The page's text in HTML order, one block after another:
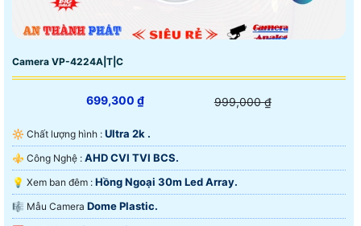
Camera VP-4224A|T|C
699,300 ₫ 999,000 ₫
🔆 Chất lượng hình : Ultra 2k .
⚜️ Công Nghệ : AHD CVI TVI BCS.
💡 Xem ban đêm : Hồng Ngoại 30m Led Array.
🎼️ Mẫu Camera Dome Plastic.